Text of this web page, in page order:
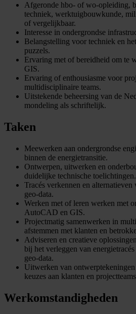
Afgeronde hbo- of wo-opleiding,
techniek, werktuigbouwkunde,
of vergelijkbaar.
Interesse in ondergrondse
Belangstelling voor techniek en
puzzels.
Ervaring met of bereidheid om te
GIS.
Ervaring of enthousiasme voor
multidisciplinaire teams.
Uitstekende beheersing van de
mondeling als schriftelijk.
Taken
Meewerken aan ondergrondse
binnen de energietransitie.
Ontwerpen, uitwerken en
duidelijke technische toelichtingen.
Tracés verkennen en
geo-data.
Werken met of leren werken met
AutoCAD en GIS.
Projectmatig samenwerken in
afstemmen met klanten en
Adviseren en creatieve
bij het verleggen van
geo-data.
Uitwerken van
keuzes aan klanten en
Werkomstandigheden